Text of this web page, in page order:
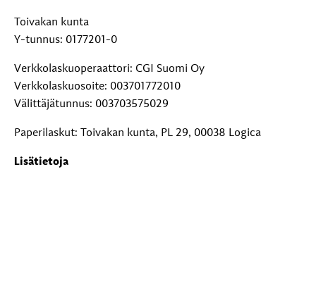
Toivakan kunta
Y-tunnus: 0177201-0
Verkkolaskuoperaattori: CGI Suomi Oy
Verkkolaskuosoite: 003701772010
Välittäjätunnus: 003703575029
Paperilaskut: Toivakan kunta, PL 29, 00038 Logica
Lisätietoja